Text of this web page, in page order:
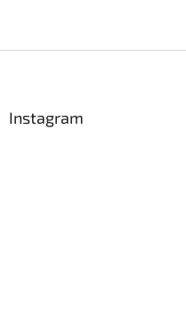
Instagram